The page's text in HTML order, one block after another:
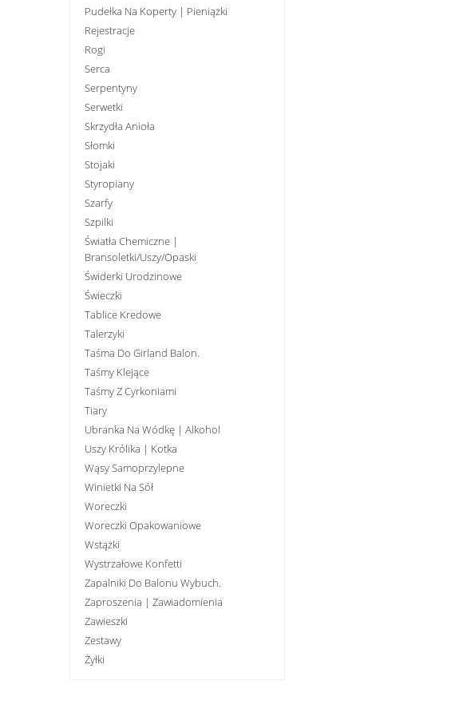
Pudełka Na Koperty | Pieniążki
Rejestracje
Rogi
Serca
Serpentyny
Serwetki
Skrzydła Anioła
Słomki
Stojaki
Styropiany
Szarfy
Szpilki
Światła Chemiczne |
Bransoletki/uszy/opaski
Świderki Urodzinowe
Świeczki
Tablice Kredowe
Talerzyki
Taśma Do Girland Balon.
Taśmy Klejące
Taśmy Z Cyrkoniami
Tiary
Ubranka Na Wódkę | Alkohol
Uszy Królika | Kotka
Wąsy Samoprzylepne
Winietki Na Sół
Woreczki
Woreczki Opakowaniowe
Wstążki
Wystrzałowe Konfetti
Zapalniki Do Balonu Wybuch.
Zaproszenia | Zawiadomienia
Zawieszki
Zestawy
Żyłki